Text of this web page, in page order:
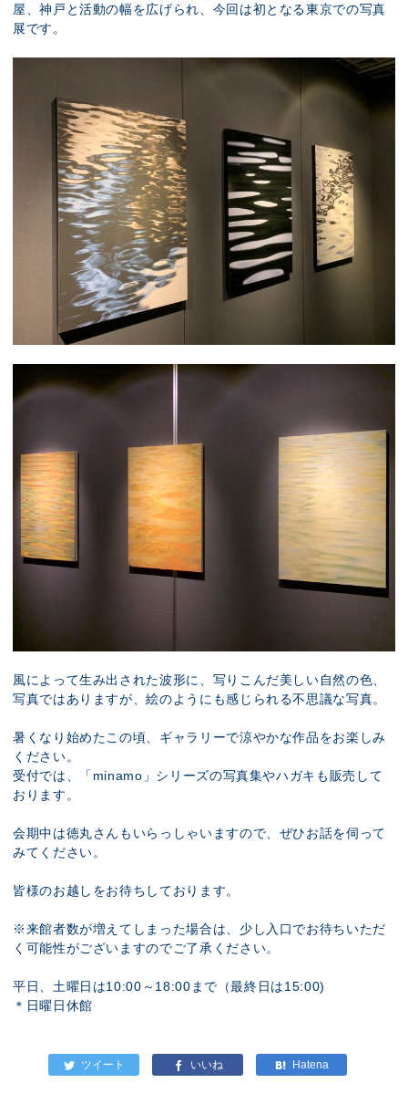
屋、神戸と活動の幅を広げられ、今回は初となる東京での写真
展です。
風によって生み出された波形に、写りこんだ美しい自然の色、
写真ではありますが、絵のようにも感じられる不思議な写真。
暑くなり始めたこの頃、ギャラリーで涼やかな作品をお楽しみ
ください。
受付では、「minamo」シリーズの写真集やハガキも販売して
おります。
会期中は徳丸さんもいらっしゃいますので、ぜひお話を伺って
みてください。
皆様のお越しをお待ちしております。
※来館者数が増えてしまった場合は、少し入口でお待ちいただ
く可能性がございますのでご了承ください。
平日、土曜日は10:00～18:00まで（最終日は15:00)
＊日曜日休館